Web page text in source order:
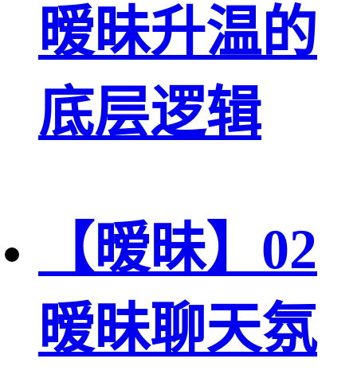
暧昧升温的
底层逻辑
【暧昧】02
暧昧聊天氛